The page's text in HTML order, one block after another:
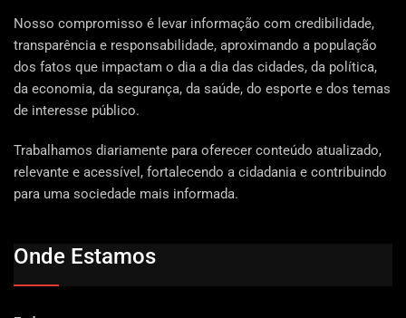
Nosso compromisso é levar informação com credibilidade,
transparência e responsabilidade, aproximando a população
dos fatos que impactam o dia a dia das cidades, da política,
da economia, da segurança, da saúde, do esporte e dos temas
de interesse público.
Trabalhamos diariamente para oferecer conteúdo atualizado,
relevante e acessível, fortalecendo a cidadania e contribuindo
para uma sociedade mais informada.
Onde Estamos